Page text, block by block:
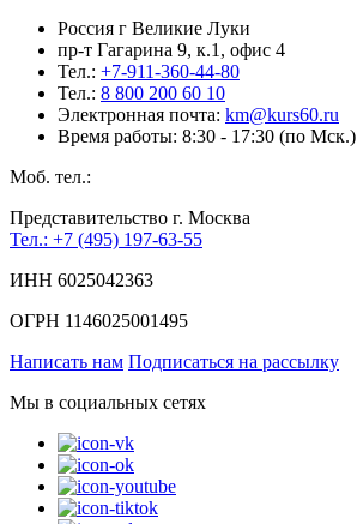
Россия г Великие Луки
пр-т Гагарина 9, к.1, офис 4
Тел.: +7-911-360-44-80
Тел.: 8 800 200 60 10
Электронная почта: km@kurs60.ru
Время работы: 8:30 - 17:30 (по Мск.)
Моб. тел.:
Представительство г. Москва
Тел.: +7 (495) 197-63-55
ИНН 6025042363
ОГРН 1146025001495
Написать нам Подписаться на рассылку
Мы в социальных сетях